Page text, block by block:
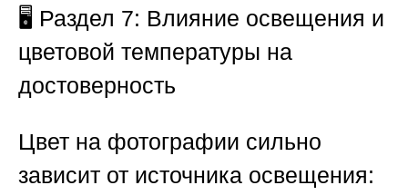
🖥️ Раздел 7: Влияние освещения и
цветовой температуры на
достоверность
Цвет на фотографии сильно
зависит от источника освещения: